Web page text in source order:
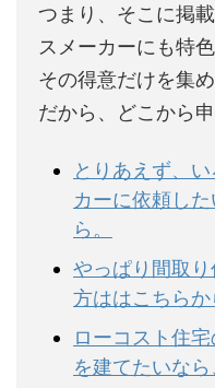
つまり、そこに掲
スメーカーにも特
その得意だけを集
だから、どこから
とりあえず、
カーに依頼し
ら。
やっぱり間取
方ははこちらか
ローコスト住
を建てたいなら